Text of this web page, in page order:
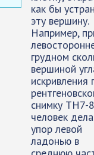
как бы
эту вершину.
Например,
грудном
вершиной
искривления
снимку TH7-8
человек
упор левой
ладонью в